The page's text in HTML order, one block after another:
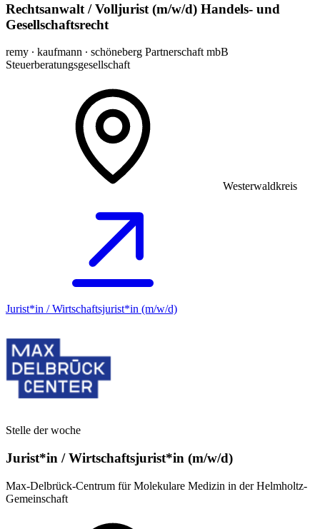
Rechtsanwalt / Volljurist (m/w/d) Handels- und
Gesellschaftsrecht
remy ∙ kaufmann ∙ schöneberg Partnerschaft mbB
Steuerberatungsgesellschaft
Westerwaldkreis
Jurist*in / Wirtschafts­jurist*in (m/w/d)
Stelle der woche
Jurist*in / Wirtschafts­jurist*in (m/w/d)
Max-Delbrück-Centrum für Molekulare Medizin in der Helmholtz-
Gemeinschaft